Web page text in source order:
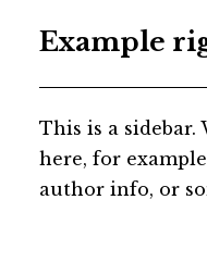
Example
This is a sidebar.
here, for
author info, or